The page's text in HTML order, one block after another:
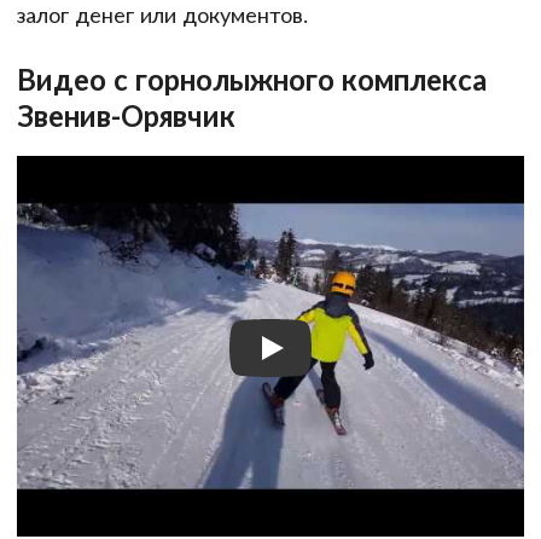
залог денег или документов.
Видео с горнолыжного комплекса
Звенив-Орявчик